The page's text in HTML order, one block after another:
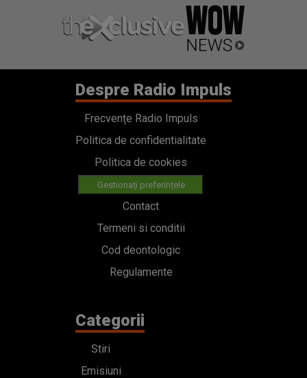
Despre Radio Impuls
Frecvențe Radio Impuls
Politica de confidentialitate
Politica de cookies
Gestionați preferințele
Contact
Termeni si conditii
Cod deontologic
Regulamente
Categorii
Stiri
Emisiuni